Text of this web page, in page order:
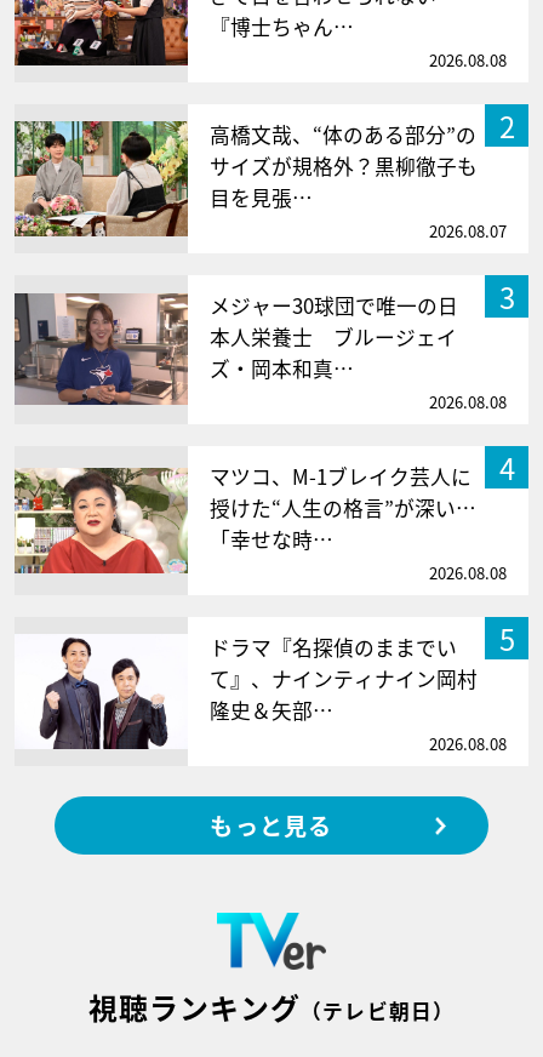
『博士ちゃん…
2026.08.08
2
高橋文哉、“体のある部分”の
サイズが規格外？黒柳徹子も
目を見張…
2026.08.07
3
メジャー30球団で唯一の日
本人栄養士 ブルージェイ
ズ・岡本和真…
2026.08.08
4
マツコ、M-1ブレイク芸人に
授けた“人生の格言”が深い…
「幸せな時…
2026.08.08
5
ドラマ『名探偵のままでい
て』、ナインティナイン岡村
隆史＆矢部…
2026.08.08
もっと見る
視聴ランキング （テレビ朝日）